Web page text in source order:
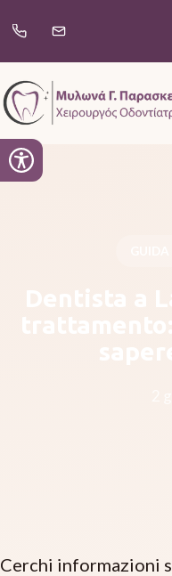
Cerchi informazioni